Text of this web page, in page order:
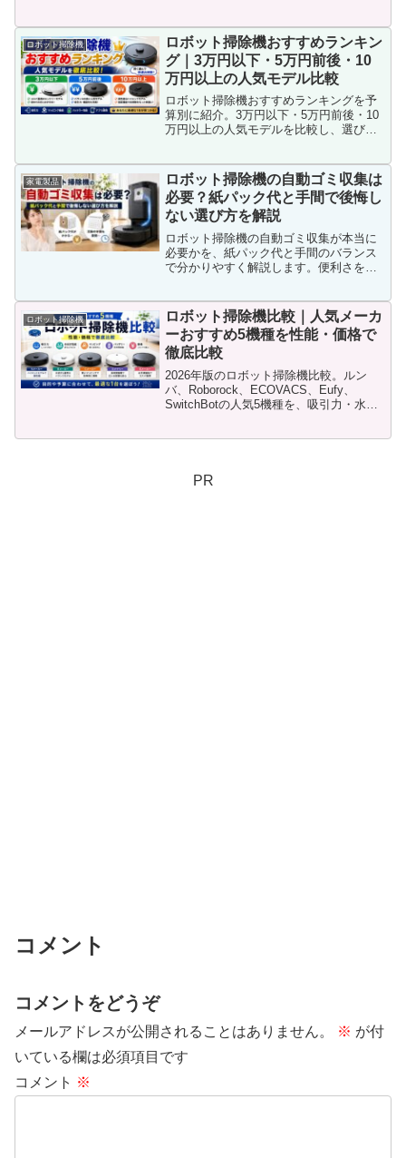
う目安までまとめました。
ロボット掃除機
ロボット掃除機おすすめランキン
グ｜3万円以下・5万円前後・10
万円以上の人気モデル比較
ロボット掃除機おすすめランキングを予
算別に紹介。3万円以下・5万円前後・10
万円以上の人気モデルを比較し、選び方
家電製品
ロボット掃除機の自動ゴミ収集は
必要？紙パック代と手間で後悔し
ない選び方を解説
ロボット掃除機の自動ゴミ収集が本当に
必要かを、紙パック代と手間のバランス
で分かりやすく解説します。便利さを感
理しました。
ロボット掃除機
ロボット掃除機比較｜人気メーカ
ーおすすめ5機種を性能・価格で
徹底比較
2026年版のロボット掃除機比較。ルン
バ、Roborock、ECOVACS、Eufy、
SwitchBotの人気5機種を、吸引力・水拭
PR
コメント
コメントをどうぞ
メールアドレスが公開されることはありません。 ※ が付
いている欄は必須項目です
コメント ※